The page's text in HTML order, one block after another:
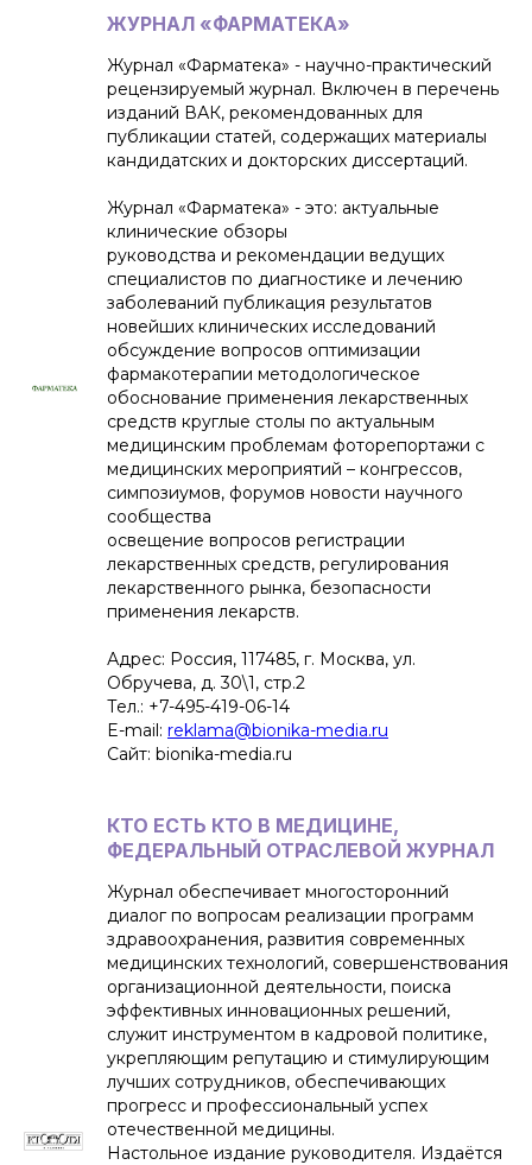
ЖУРНАЛ «ФАРМАТЕКА»
Журнал «Фарматека» - научно-практический
рецензируемый журнал. Включен в перечень
изданий ВАК, рекомендованных для
публикации статей, содержащих материалы
кандидатских и докторских диссертаций.
Журнал «Фарматека» - это: актуальные
клинические обзоры
руководства и рекомендации ведущих
специалистов по диагностике и лечению
заболеваний публикация результатов
новейших клинических исследований
обсуждение вопросов оптимизации
фармакотерапии методологическое
обоснование применения лекарственных
средств круглые столы по актуальным
медицинским проблемам фоторепортажи с
медицинских мероприятий – конгрессов,
симпозиумов, форумов новости научного
сообщества
освещение вопросов регистрации
лекарственных средств, регулирования
лекарственного рынка, безопасности
применения лекарств.
Адрес: Россия, 117485, г. Москва, ул.
Обручева, д. 30\1, стр.2
Тел.: +7-495-419-06-14
E-mail: reklama@bionika-media.ru
Сайт: bionika-media.ru
КТО ЕСТЬ КТО В МЕДИЦИНЕ,
ФЕДЕРАЛЬНЫЙ ОТРАСЛЕВОЙ ЖУРНАЛ
Журнал обеспечивает многосторонний
диалог по вопросам реализации программ
здравоохранения, развития современных
медицинских технологий, совершенствования
организационной деятельности, поиска
эффективных инновационных решений,
служит инструментом в кадровой политике,
укрепляющим репутацию и стимулирующим
лучших сотрудников, обеспечивающих
прогресс и профессиональный успех
отечественной медицины.
Настольное издание руководителя. Издаётся